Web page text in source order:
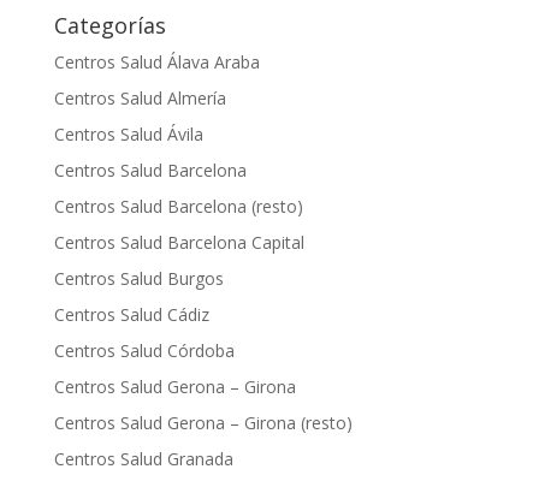
Categorías
Centros Salud Álava Araba
Centros Salud Almería
Centros Salud Ávila
Centros Salud Barcelona
Centros Salud Barcelona (resto)
Centros Salud Barcelona Capital
Centros Salud Burgos
Centros Salud Cádiz
Centros Salud Córdoba
Centros Salud Gerona – Girona
Centros Salud Gerona – Girona (resto)
Centros Salud Granada